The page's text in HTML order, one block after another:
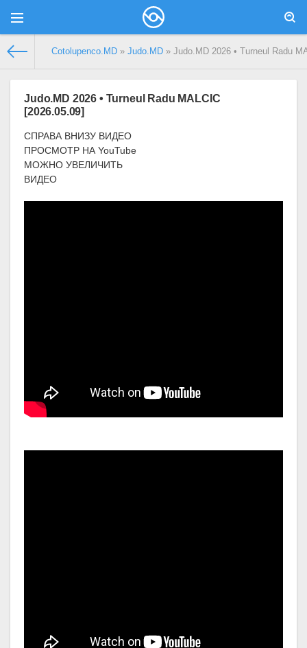
Сotolupenco.MD » Judo.MD » Judo.MD 2026 • Turneul Radu
Judo.MD 2026 • Turneul Radu MALCIC
[2026.05.09]
СПРАВА ВНИЗУ ВИДЕО
ПРОСМОТР НА YouTube
МОЖНО УВЕЛИЧИТЬ
ВИДЕО